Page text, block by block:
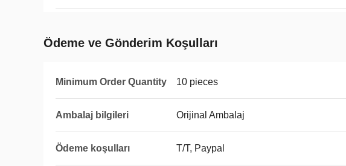
Ödeme ve Gönderim Koşulları
Minimum Order Quantity 10 pieces
Ambalaj bilgileri Orijinal Ambalaj
Ödeme koşulları T/T, Paypal